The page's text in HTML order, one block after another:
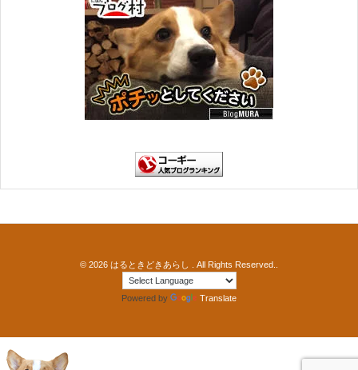
© 2026 はるときどきあらし . All Rights Reserved..
Powered by Translate